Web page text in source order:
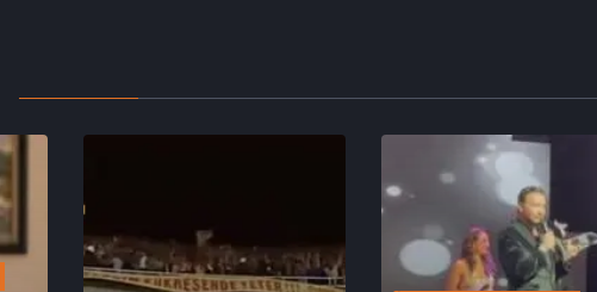
GAİN operasyonunda kilit iki isim: Berkin Kaya ve